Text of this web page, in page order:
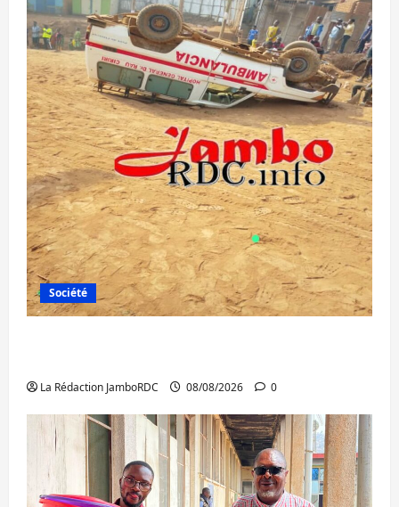
Société
La Rédaction JamboRDC 08/08/2026 0